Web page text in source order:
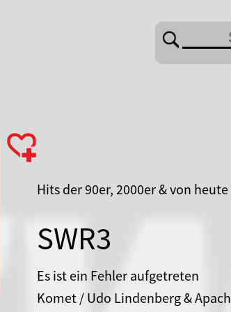
Hits der 90er, 2000er & von heute
SWR3
Es ist ein Fehler aufgetreten
Komet / Udo Lindenberg &